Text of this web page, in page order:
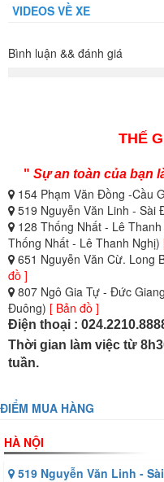
VIDEOS VỀ XE
Bình luận && đánh giá
THẾ
" Sự an toàn của bạn
154 Phạm Văn Đồng -Cầu
519 Nguyễn Văn Linh - Sài
128 Thống Nhất - Lê
Thống Nhất - Lê Thanh Nghị)
651 Nguyễn Văn Cừ. Long
đồ ]
807 Ngô Gia Tự - Đức
Đuông) [ Bản đồ ]
Điện thoại :
Thời gian làm việc từ
tuần.
ĐIỂM MUA HÀNG
HÀ NỘI
519 Nguyễn Văn Linh -